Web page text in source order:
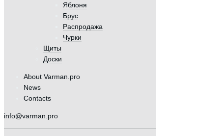
Яблоня
Брус
Распродажа
Чурки
Щиты
Доски
About Varman.pro
News
Contacts
info@varman.pro